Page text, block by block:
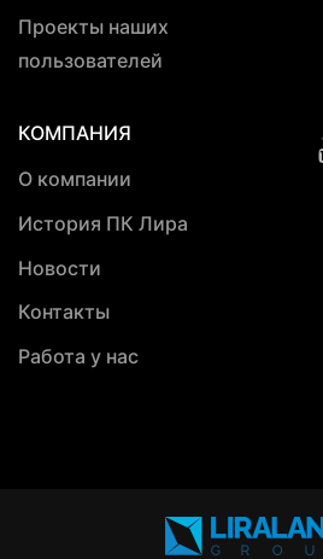
Проекты наших
пользователей
КОМПАНИЯ
О компании
История ПК Лира
Новости
Контакты
Работа у нас